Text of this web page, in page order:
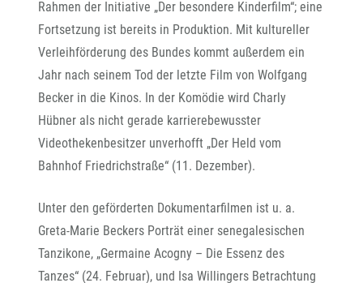
Rahmen der Initiative „Der besondere Kinderfilm“; eine
Fortsetzung ist bereits in Produktion. Mit kultureller
Verleihförderung des Bundes kommt außerdem ein
Jahr nach seinem Tod der letzte Film von Wolfgang
Becker in die Kinos. In der Komödie wird Charly
Hübner als nicht gerade karrierebewusster
Videothekenbesitzer unverhofft „Der Held vom
Bahnhof Friedrichstraße“ (11. Dezember).
Unter den geförderten Dokumentarfilmen ist u. a.
Greta-Marie Beckers Porträt einer senegalesischen
Tanzikone, „Germaine Acogny – Die Essenz des
Tanzes“ (24. Februar), und Isa Willingers Betrachtung